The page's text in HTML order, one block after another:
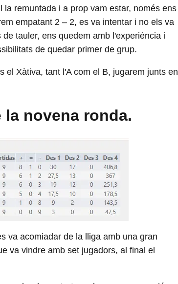
remuntada i a prop vam estar, només ens
empatant 2 – 2, es va intentar i no els va
tauler, ens quedem amb l'experiència i
de quedar primer de grup.
el Xàtiva, tant l'A com el B, jugarem junts en
novena ronda.
va acomiadar de la lliga amb una gran
va vindre amb set jugadors, al final el